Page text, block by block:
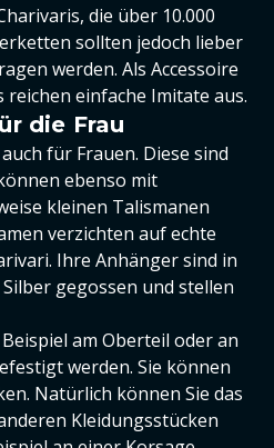
die über 10.000
sollten jedoch lieber
werden. Als Accessoire
einfache Imitate aus.
die Frau
für Frauen. Diese sind
ebenso mit
kleinen Talismanen
verzichten auf echte
Ihre Anhänger sind in
gegossen und stellen
am Oberteil oder an
werden. Sie können
Natürlich können Sie das
Kleidungsstücken